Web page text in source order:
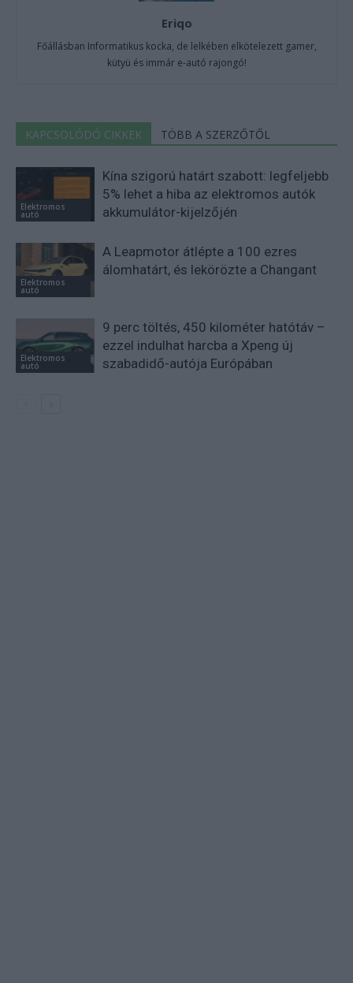
Eriqo
Főállásban Informatikus kocka, de lelkében elkötelezett gamer,
kütyü és immár e-autó rajongó!
KAPCSOLÓDÓ CIKKEK TÖBB A SZERZŐTŐL
Elektromos
autó
Kína szigorú határt szabott: legfeljebb
5% lehet a hiba az elektromos autók
akkumulátor-kijelzőjén
Elektromos
autó
A Leapmotor átlépte a 100 ezres
álomhatárt, és lekörözte a Changant
Elektromos
autó
9 perc töltés, 450 kilométer hatótáv –
ezzel indulhat harcba a Xpeng új
szabadidő-autója Európában